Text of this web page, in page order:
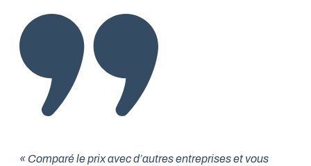
« Comparé le prix avec d’autres entreprises et vous